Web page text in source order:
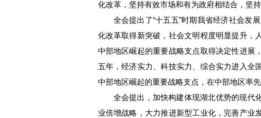
化改革，坚持有效市场和有为政府相结合，坚持
全会提出了“十五五”时期我省经济社会发
化改革取得新突破，社会文明程度明显提升，
中部地区崛起的重要战略支点取得决定性进展
五年，经济实力、科技实力、综合实力进入全
中部地区崛起的重要战略支点，在中部地区率
全会提出，加快构建体现湖北优势的现代
业倍增战略，大力推进新型工业化，完善产业